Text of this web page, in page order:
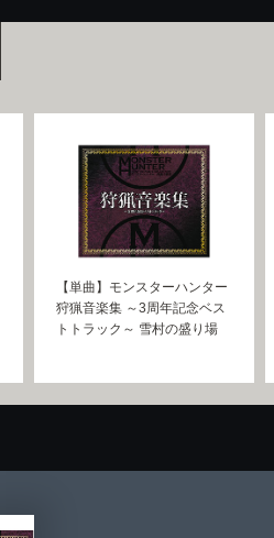
【単曲】モンスターハンター
狩猟音楽集 ～3周年記念ベス
トトラック～ 雪村の盛り場